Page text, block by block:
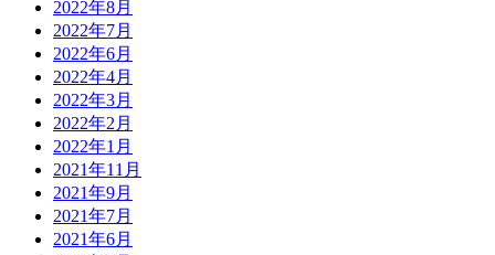
2022年8月
2022年7月
2022年6月
2022年4月
2022年3月
2022年2月
2022年1月
2021年11月
2021年9月
2021年7月
2021年6月